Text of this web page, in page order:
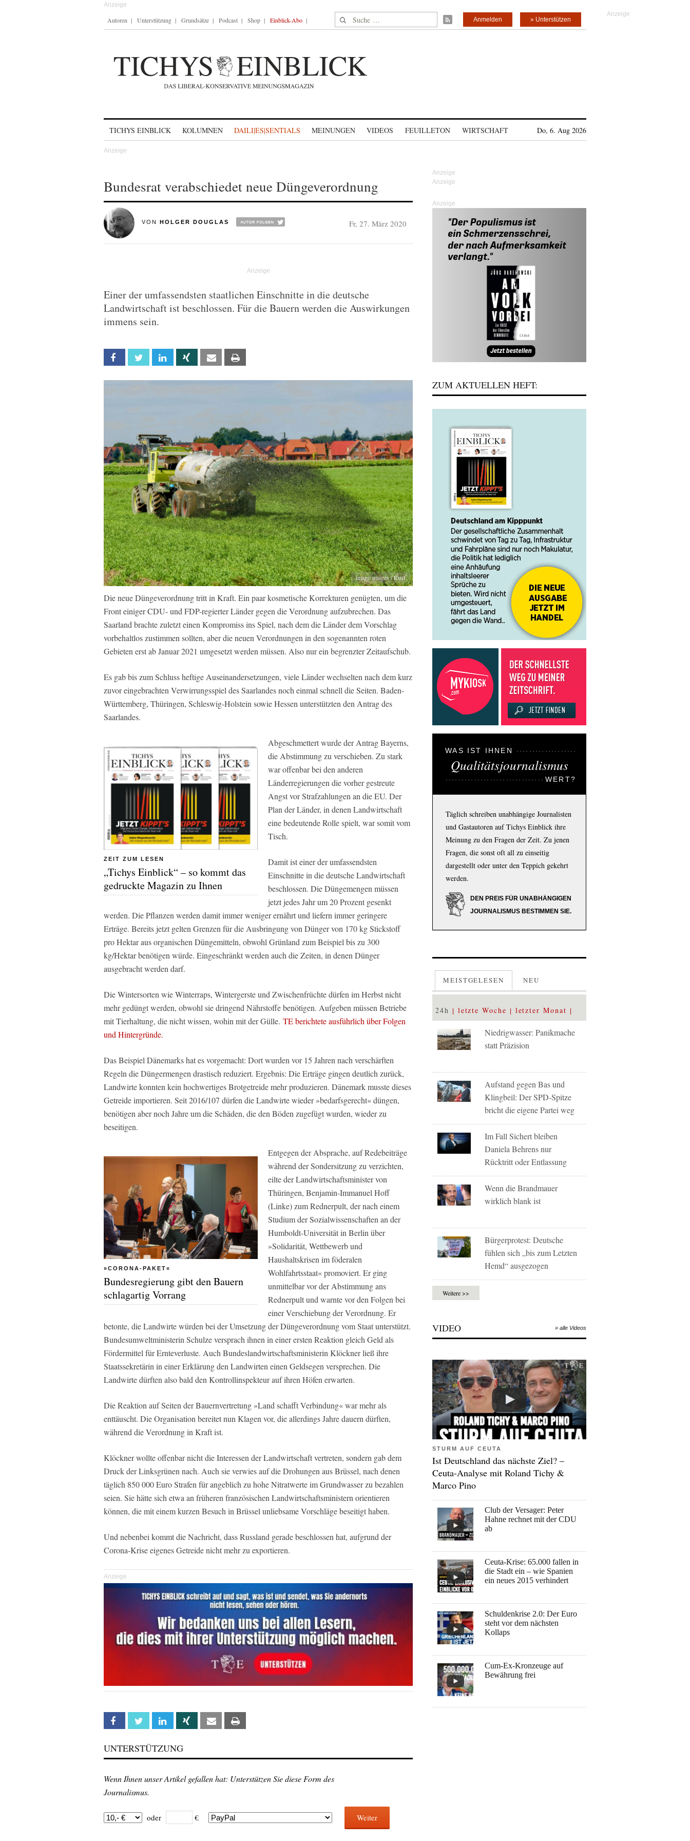
Autoren Unterstützung Grundsätze Podcast Shop Einblick-Abo Suche nach: » Unterstützen
Anmelden
TICHYS EINBLICK KOLUMNEN DAILI|ES|SENTIALS MEINUNGEN VIDEOS FEUILLETON WIRTSCHAFT Do, 6. Aug 2026
Bundesrat verabschiedet neue Düngeverordnung
VON HOLGER DOUGLAS Fr, 27. März 2020
Einer der umfassendsten staatlichen Einschnitte in die deutsche
Landwirtschaft ist beschlossen. Für die Bauern werden die Auswirkungen
immens sein.
Facebook Twitter Linkedin Xing Email
imago images / Rust
Die neue Düngeverordnung tritt in Kraft. Ein paar kosmetische Korrekturen genügten, um die
Front einiger CDU- und FDP-regierter Länder gegen die Verordnung aufzubrechen. Das
Saarland brachte zuletzt einen Kompromiss ins Spiel, nach dem die Länder dem Vorschlag
vorbehaltlos zustimmen sollten, aber die neuen Verordnungen in den sogenannten roten
Gebieten erst ab Januar 2021 umgesetzt werden müssen. Also nur ein begrenzter Zeitaufschub.
Es gab bis zum Schluss heftige Auseinandersetzungen, viele Länder wechselten nach dem kurz
zuvor eingebrachten Verwirrungsspiel des Saarlandes noch einmal schnell die Seiten. Baden-
Württemberg, Thüringen, Schleswig-Holstein sowie Hessen unterstützten den Antrag des
Saarlandes.
ZEIT ZUM LESEN
„Tichys Einblick“ – so kommt das
gedruckte Magazin zu Ihnen
Abgeschmettert wurde der Antrag Bayerns,
die Abstimmung zu verschieben. Zu stark
war offenbar bei den anderen
Länderregierungen die vorher gestreute
Angst vor Strafzahlungen an die EU. Der
Plan der Länder, in denen Landwirtschaft
eine bedeutende Rolle spielt, war somit vom
Tisch.
Damit ist einer der umfassendsten
Einschnitte in die deutsche Landwirtschaft
beschlossen. Die Düngemengen müssen
jetzt jedes Jahr um 20 Prozent gesenkt
werden. Die Pflanzen werden damit immer weniger ernährt und liefern immer geringere
Erträge. Bereits jetzt gelten Grenzen für die Ausbringung von Dünger von 170 kg Stickstoff
pro Hektar aus organischen Düngemitteln, obwohl Grünland zum Beispiel bis zu 300
kg/Hektar benötigen würde. Eingeschränkt werden auch die Zeiten, in denen Dünger
ausgebracht werden darf.
Die Wintersorten wie Winterraps, Wintergerste und Zwischenfrüchte dürfen im Herbst nicht
mehr gedüngt werden, obwohl sie dringend Nährstoffe benötigen. Aufgeben müssen Betriebe
mit Tierhaltung, die nicht wissen, wohin mit der Gülle. TE berichtete ausführlich über Folgen
und Hintergründe.
Das Beispiel Dänemarks hat es vorgemacht: Dort wurden vor 15 Jahren nach verschärften
Regeln die Düngermengen drastisch reduziert. Ergebnis: Die Erträge gingen deutlich zurück,
Landwirte konnten kein hochwertiges Brotgetreide mehr produzieren. Dänemark musste dieses
Getreide importieren. Seit 2016/107 dürfen die Landwirte wieder »bedarfsgerecht« düngen,
benötigen aber noch Jahre um die Schäden, die den Böden zugefügt wurden, wieder zu
beseitigen.
»CORONA-PAKET«
Bundesregierung gibt den Bauern
schlagartig Vorrang
Entgegen der Absprache, auf Redebeiträge
während der Sondersitzung zu verzichten,
eilte der Landwirtschaftsminister von
Thüringen, Benjamin-Immanuel Hoff
(Linke) zum Rednerpult, der nach einem
Studium der Sozialwissenschaften an der
Humboldt-Universität in Berlin über
»Solidarität, Wettbewerb und
Haushaltskrisen im föderalen
Wohlfahrtsstaat« promoviert. Er ging
unmittelbar vor der Abstimmung ans
Rednerpult und warnte vor den Folgen bei
einer Verschiebung der Verordnung. Er
betonte, die Landwirte würden bei der Umsetzung der Düngeverordnung vom Staat unterstützt.
Bundesumweltministerin Schulze versprach ihnen in einer ersten Reaktion gleich Geld als
Fördermittel für Ernteverluste. Auch Bundeslandwirtschaftsministerin Klöckner ließ ihre
Staatssekretärin in einer Erklärung den Landwirten einen Geldsegen versprechen. Die
Landwirte dürften also bald den Kontrollinspekteur auf ihren Höfen erwarten.
Die Reaktion auf Seiten der Bauernvertretung »Land schafft Verbindung« war mehr als
enttäuscht. Die Organisation bereitet nun Klagen vor, die allerdings Jahre dauern dürften,
während die Verordnung in Kraft ist.
Klöckner wollte offenbar nicht die Interessen der Landwirtschaft vertreten, sondern gab dem
Druck der Linksgrünen nach. Auch sie verwies auf die Drohungen aus Brüssel, nach denen
täglich 850 000 Euro Strafen für angeblich zu hohe Nitratwerte im Grundwasser zu bezahlen
seien. Sie hätte sich etwa an früheren französischen Landwirtschaftsministern orientieren
können, die mit einem kurzen Besuch in Brüssel unliebsame Vorschläge beseitigt haben.
Und nebenbei kommt die Nachricht, dass Russland gerade beschlossen hat, aufgrund der
Corona-Krise eigenes Getreide nicht mehr zu exportieren.
Anzeige
Facebook Twitter Linkedin Xing Email
UNTERSTÜTZUNG
Wenn Ihnen unser Artikel gefallen hat: Unterstützen Sie diese Form des
Journalismus.
oder € Weiter
Anzeige
ZUM AKTUELLEN HEFT:
WAS IST IHNEN
Qualitätsjournalismus
WERT?
Täglich schreiben unabhängige Journalisten
und Gastautoren auf Tichys Einblick ihre
Meinung zu den Fragen der Zeit. Zu jenen
Fragen, die sonst oft all zu einseitig
dargestellt oder unter den Teppich gekehrt
werden.
DEN PREIS FÜR UNABHÄNGIGEN
JOURNALISMUS BESTIMMEN SIE.
MEISTGELESEN NEU
24h letzte Woche letzter Monat
Niedrigwasser: Panikmache
statt Präzision
Aufstand gegen Bas und
Klingbeil: Der SPD-Spitze
bricht die eigene Partei weg
Im Fall Sichert bleiben
Daniela Behrens nur
Rücktritt oder Entlassung
Wenn die Brandmauer
wirklich blank ist
Bürgerprotest: Deutsche
fühlen sich „bis zum Letzten
Hemd“ ausgezogen
Weitere >>
VIDEO » alle Videos
STURM AUF CEUTA
Ist Deutschland das nächste Ziel? –
Ceuta-Analyse mit Roland Tichy &
Marco Pino
Club der Versager: Peter
Hahne rechnet mit der CDU
ab
Ceuta-Krise: 65.000 fallen in
die Stadt ein – wie Spanien
ein neues 2015 verhindert
Schuldenkrise 2.0: Der Euro
steht vor dem nächsten
Kollaps
Cum-Ex-Kronzeuge auf
Bewährung frei